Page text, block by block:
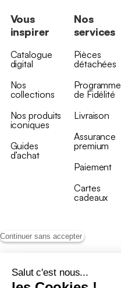
Continuer sans accepter
Salut c'est nous...
Vous
inspirer
Catalogue
digital
Nos
collections
Nos produits
iconiques
Guides
d’achat
Nos
services
Pièces
détachées
Programme
de Fidélité
Livraison
Assurance
premium
Paiement
Cartes
cadeaux